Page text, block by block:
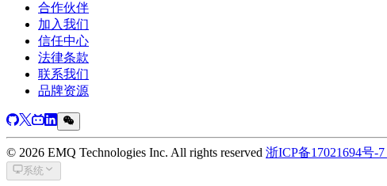
合作伙伴
加入我们
信任中心
法律条款
联系我们
品牌资源
© 2026 EMQ Technologies Inc. All rights reserved 浙ICP备17021694号-7
系统